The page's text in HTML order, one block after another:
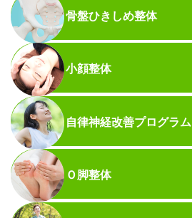
骨盤ひきしめ整体
小顔整体
自律神経改善プログラム
Ｏ脚整体